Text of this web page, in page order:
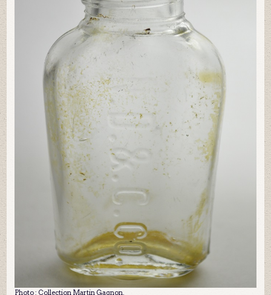
Photo : Collection Martin Gagnon.